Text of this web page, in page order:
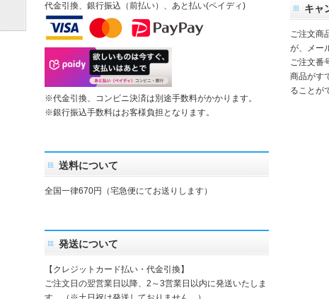
代金引換、銀行振込（前払い）、あと払い(ペイディ)
※代金引換、コンビニ決済は別途手数料がかかります。
※銀行振込手数料はお客様負担となります。
送料について
全国一律670円（宅急便にてお送りします）
発送について
【クレジットカード払い・代金引換】
ご注文日の翌営業日以降、2～3営業日以内に発送いたしま
キャ
ご注文商
が、メー
ご注文番
商品がす
ることが